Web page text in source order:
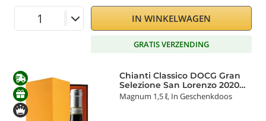
IN WINKELWAGEN
GRATIS VERZENDING
Chianti Classico DOCG Gran
Selezione San Lorenzo 2020
Castello di Ama
Magnum 1,5 ℓ, In Geschenkdoos